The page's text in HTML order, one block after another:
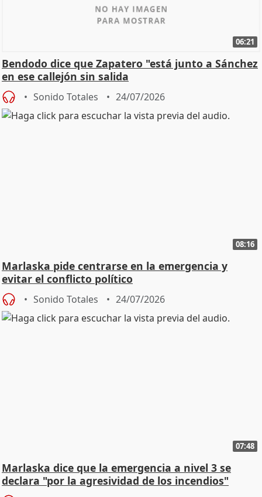
06:21
Bendodo dice que Zapatero "está junto a Sánchez
en ese callejón sin salida
Sonido Totales 24/07/2026
08:16
Marlaska pide centrarse en la emergencia y
evitar el conflicto político
Sonido Totales 24/07/2026
07:48
Marlaska dice que la emergencia a nivel 3 se
declara "por la agresividad de los incendios"